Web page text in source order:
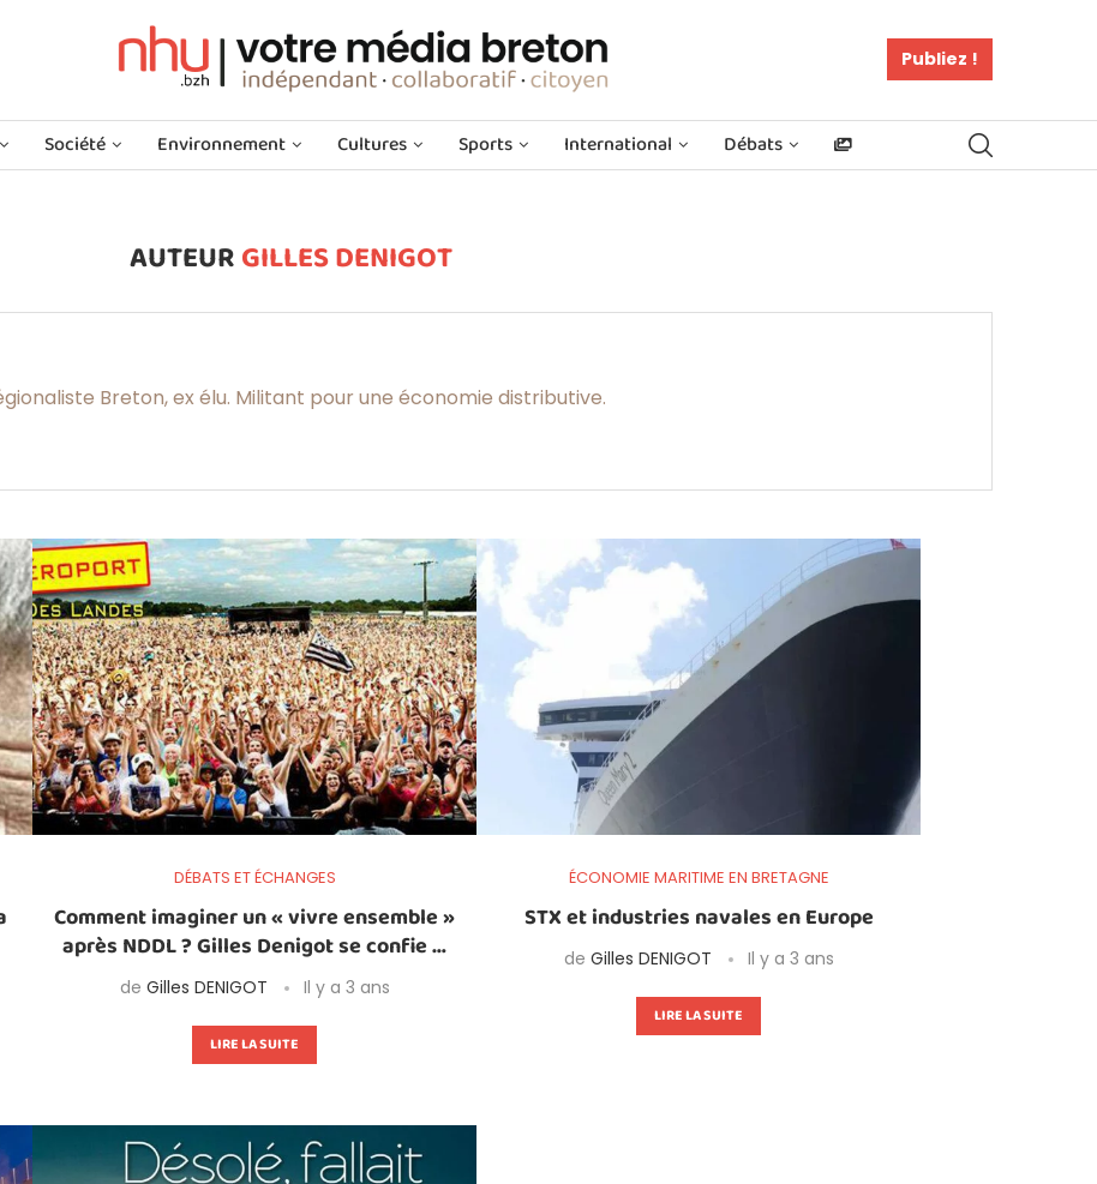
Publiez !
Société Environnement Cultures Sports International Débats
AUTEURGILLES DENIGOT
Breton, ex élu. Militant pour une économie distributive.
DÉBATS ET ÉCHANGES
Comment imaginer un « vivre ensemble »
après NDDL ? Gilles Denigot se confie …
de Gilles DENIGOT Il y a 3 ans
LIRE LA SUITE
ÉCONOMIE MARITIME EN BRETAGNE
STX et industries navales en Europe
de Gilles DENIGOT Il y a 3 ans
LIRE LA SUITE